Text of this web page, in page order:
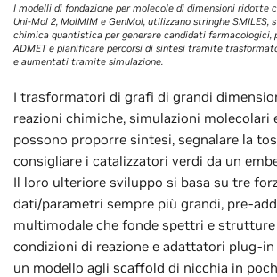
I modelli di fondazione per molecole di dimensioni ridotte
Uni-Mol 2, MolMIM e GenMol, utilizzano stringhe
chimica quantistica per generare candidati farmacologici,
ADMET e pianificare percorsi di sintesi tramite
e aumentati tramite simulazione.
I trasformatori di grafi di grandi
reazioni chimiche, simulazioni molecolari
possono proporre sintesi, segnalare la
consigliare i catalizzatori verdi da un
Il loro ulteriore sviluppo si basa su tre
dati/parametri sempre più grandi, pre-
multimodale che fonde spettri e
condizioni di reazione e adattatori plug-in
un modello agli scaffold di nicchia in